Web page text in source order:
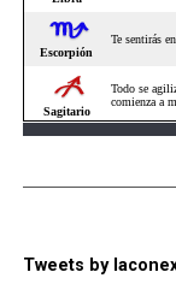
Tweets by